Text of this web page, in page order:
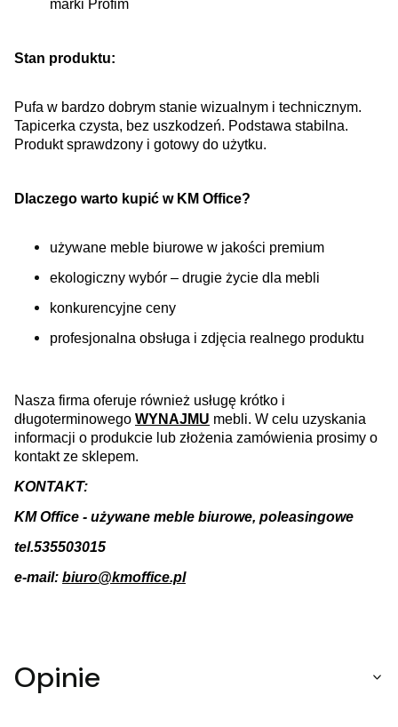
marki Profim
Stan produktu:
Pufa w bardzo dobrym stanie wizualnym i technicznym.
Tapicerka czysta, bez uszkodzeń. Podstawa stabilna.
Produkt sprawdzony i gotowy do użytku.
Dlaczego warto kupić w KM Office?
używane meble biurowe w jakości premium
ekologiczny wybór – drugie życie dla mebli
konkurencyjne ceny
profesjonalna obsługa i zdjęcia realnego produktu
Nasza firma oferuje również usługę krótko i
długoterminowego WYNAJMU mebli. W celu uzyskania
informacji o produkcie lub złożenia zamówienia prosimy o
kontakt ze sklepem.
KONTAKT:
KM Office - używane meble biurowe, poleasingowe
tel.535503015
e-mail: biuro@kmoffice.pl
Opinie